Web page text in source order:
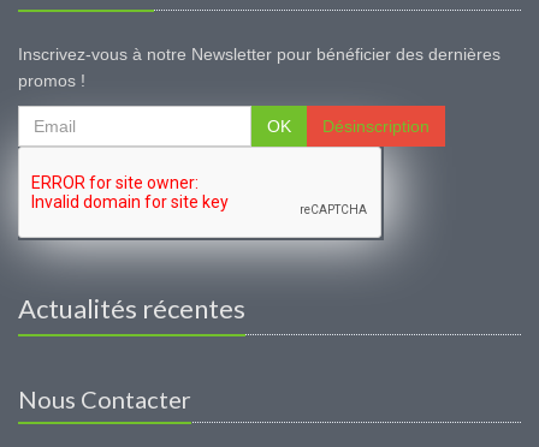
Inscrivez-vous à notre Newsletter pour bénéficier des dernières
promos !
OK Désinscription
Actualités récentes
Nous Contacter